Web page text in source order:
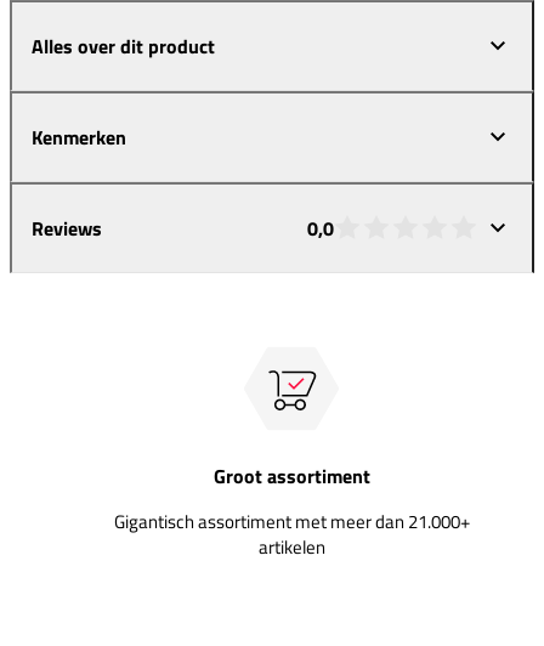
Alles over dit product
Kenmerken
Reviews 0,0
Groot assortiment
Gigantisch assortiment met meer dan 21.000+
artikelen